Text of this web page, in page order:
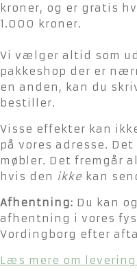
kroner, og er gratis
1.000 kroner.
Vi vælger altid som
pakkeshop der er
en anden, kan du
bestiller.
Visse effekter kan
på vores adresse.
møbler. Det fremgår
hvis den ikke kan
Afhentning: Du kan
afhentning i vores
Vordingborg efter
Læs mere om